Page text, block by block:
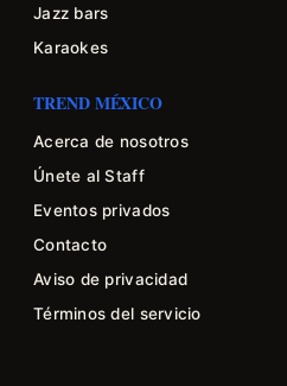
Jazz bars
Karaokes
TREND MÉXICO
Acerca de nosotros
Únete al Staff
Eventos privados
Contacto
Aviso de privacidad
Términos del servicio